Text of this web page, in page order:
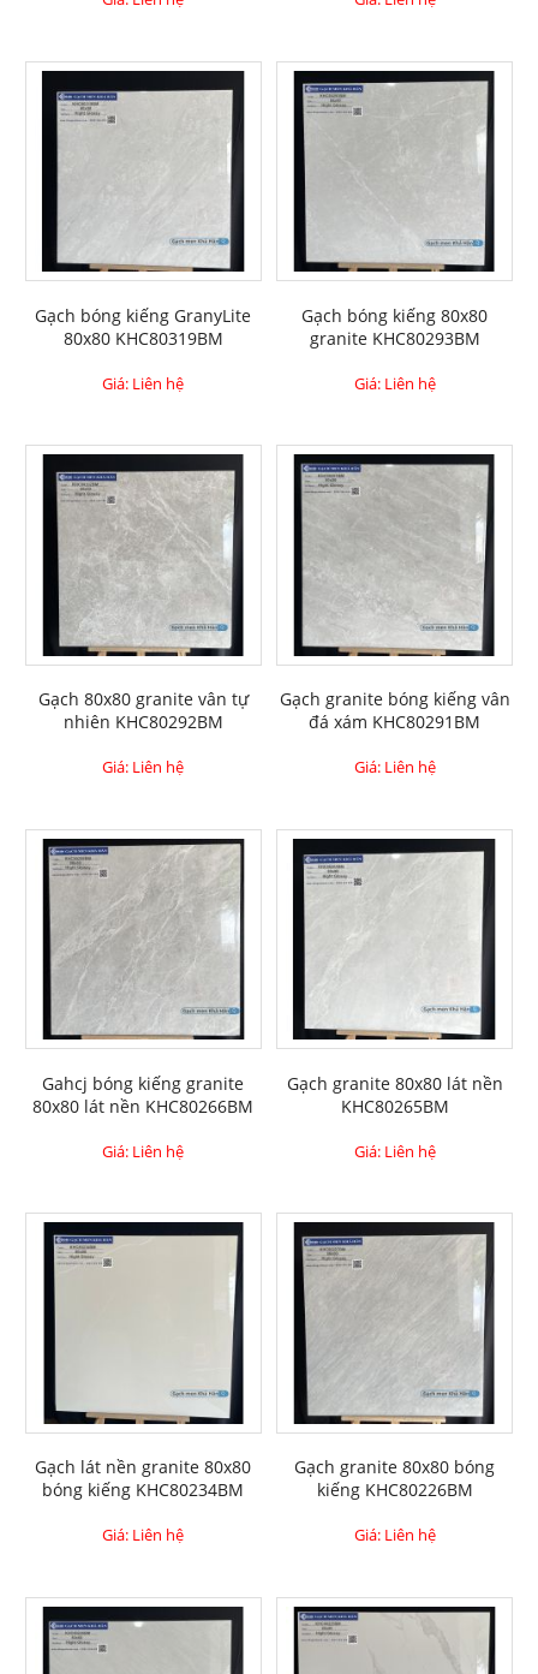
Gạch bóng kiếng GranyLite
80x80 KHC80319BM
Giá: Liên hệ
Gạch bóng kiếng 80x80
granite KHC80293BM
Giá: Liên hệ
Gạch 80x80 granite vân tự
nhiên KHC80292BM
Giá: Liên hệ
Gạch granite bóng kiếng vân
đá xám KHC80291BM
Giá: Liên hệ
Gahcj bóng kiếng granite
80x80 lát nền KHC80266BM
Giá: Liên hệ
Gạch granite 80x80 lát nền
KHC80265BM
Giá: Liên hệ
Gạch lát nền granite 80x80
bóng kiếng KHC80234BM
Giá: Liên hệ
Gạch granite 80x80 bóng
kiếng KHC80226BM
Giá: Liên hệ